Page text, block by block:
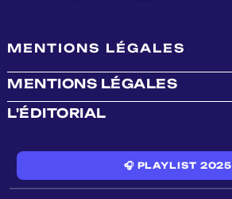
MENTIONS LÉGALES
MENTIONS LÉGALES
L'ÉDITORIAL
🎧 PLAYLIST 2025